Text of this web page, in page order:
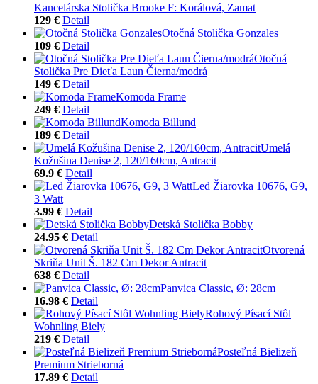
Kancelárska Stolička Brooke F: Korálová, Zamat
129 € Detail
Otočná Stolička Gonzales
109 € Detail
Otočná
Stolička Pre Dieťa Laun Čierna/modrá
149 € Detail
Komoda Frame
249 € Detail
Komoda Billund
189 € Detail
Umelá
Kožušina Denise 2, 120/160cm, Antracit
69.9 € Detail
Led Žiarovka 10676, G9,
3 Watt
3.99 € Detail
Detská Stolička Bobby
24.95 € Detail
Otvorená
Skriňa Unit Š. 182 Cm Dekor Antracit
638 € Detail
Panvica Classic, Ø: 28cm
16.98 € Detail
Rohový Písací Stôl
Wohnling Biely
219 € Detail
Posteľná Bielizeň
Premium Strieborná
17.89 € Detail